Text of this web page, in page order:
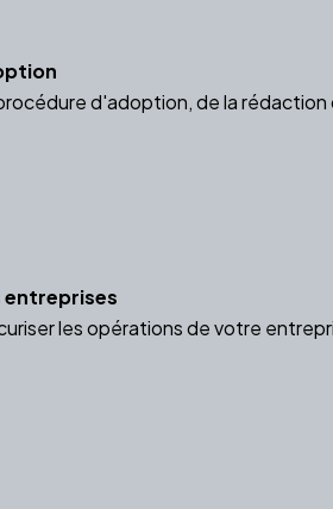
d'adoption, de la
entreprises
les opérations de votre